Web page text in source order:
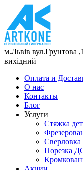
м.Львів вул.Грунтова ,1
вихідний
Оплата и
О нас
Контакты
Блог
Услуги
Стяжка
Сверловка
Порезка